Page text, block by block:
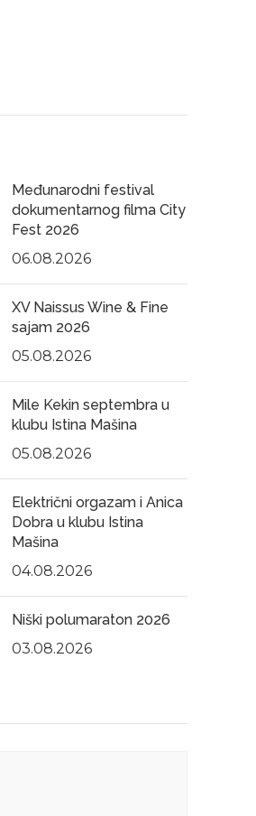
Međunarodni festival
dokumentarnog filma City
Fest 2026
06.08.2026
XV Naissus Wine & Fine
sajam 2026
05.08.2026
Mile Kekin septembra u
klubu Istina Mašina
05.08.2026
Električni orgazam i Anica
Dobra u klubu Istina
Mašina
04.08.2026
Niški polumaraton 2026
03.08.2026